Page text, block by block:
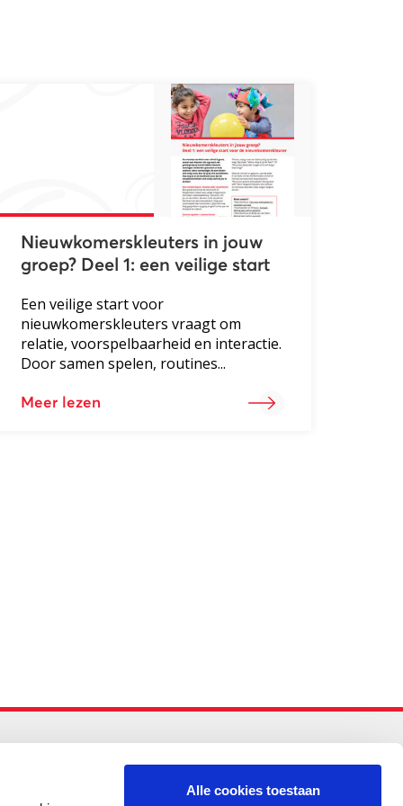
Alle cookies toestaan
Nieuwkomerskleuters in jouw
groep? Deel 1: een veilige start
Een veilige start voor
nieuwkomerskleuters vraagt om
relatie, voorspelbaarheid en interactie.
Door samen spelen, routines...
Meer lezen